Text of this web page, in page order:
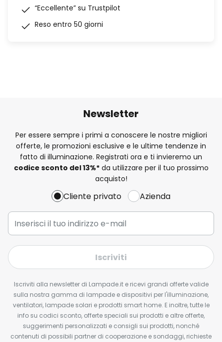
“Eccellente” su Trustpilot
Reso entro 50 giorni
Newsletter
Per essere sempre i primi a conoscere le nostre migliori
offerte, le promozioni esclusive e le ultime tendenze in
fatto di illuminazione. Registrati ora e ti invieremo un
codice sconto del13%*da utilizzare per il tuo prossimo
acquisto!
Cliente privato Azienda
Iscriviti
Iscriviti alla newsletter di Lampade.it e ricevi grandi offerte valide
sulla nostra gamma di lampade e dispositivi per l'illuminazione,
ventilatori, lampade solari e prodotti smart home. E inoltre, tutte le
info su codici sconto, offerte speciali sui prodotti e altre offerte,
suggerimenti personalizzati e consigli sui prodotti, nonché
contenuti di possibili partner di cooperazione e sondaggi, richieste